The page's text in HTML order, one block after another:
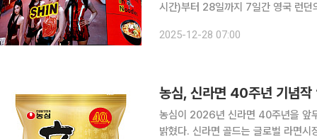
시간)부터 28일까지 7일간 영국 런던
다. 올해 3월 네덜란드에 유럽법인을
2025-12-28 07:00
농심, 신라면 40주년 기념작
농심이 2026년 신라면 40주년을 앞
밝혔다. 신라면 골드는 글로벌 라면시장의 주요 풍미 중 하나인 닭고기 국물 맛을 신라면 고유의 한